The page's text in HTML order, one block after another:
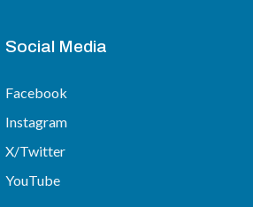
Social Media
Facebook
Instagram
X/Twitter
YouTube